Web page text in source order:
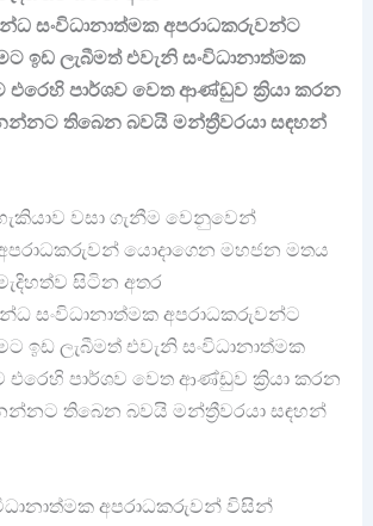
සංවිධානාත්මක අපරාධකරුවන්ට
ඉඩ ලැබීමත් එවැනි සංවිධානාත්මක
එරෙහි පාර්ශව වෙත ආණ්ඩුව ක්‍රියා කරන
තිබෙන බවයි මන්ත්‍රීවරයා සඳහන්
වසා ගැනීම වෙනුවෙන්
අපරාධකරුවන් යොදාගෙන මහජන මතය
සිටින අතර
සංවිධානාත්මක අපරාධකරුවන්ට
ඉඩ ලැබීමත් එවැනි සංවිධානාත්මක
පාර්ශව වෙත ආණ්ඩුව ක්‍රියා කරන
තිබෙන බවයි මන්ත්‍රීවරයා සඳහන්
අපරාධකරුවන් විසින්